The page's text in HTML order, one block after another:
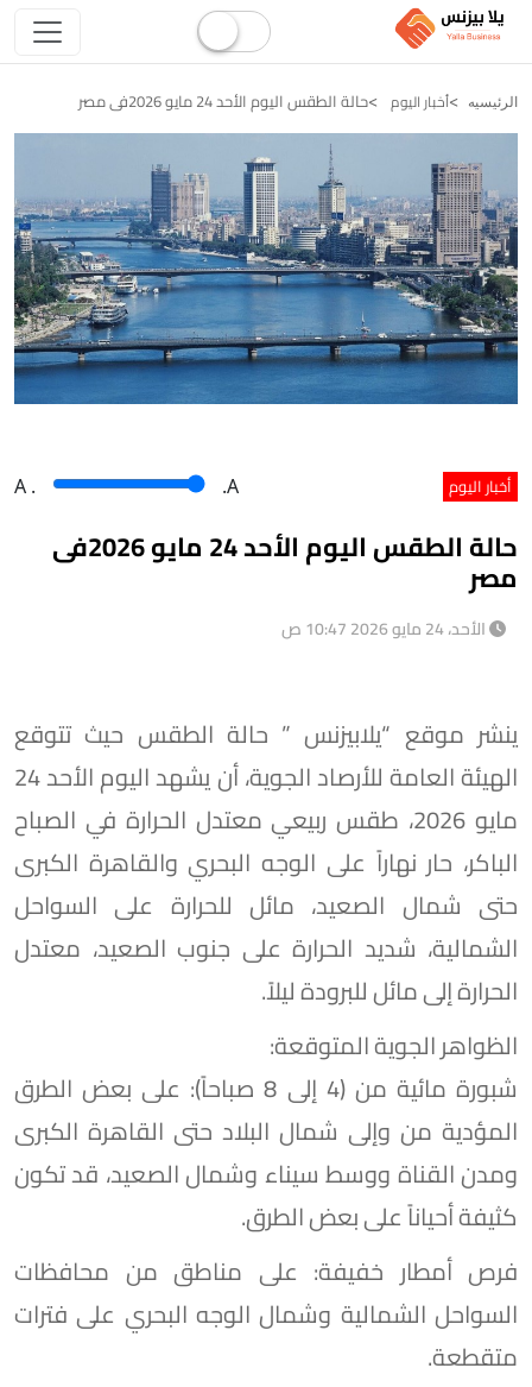
الرئيسيه أخبار اليوم حالة الطقس اليوم الأحد 24 مايو 2026فى مصر
أخبار اليوم A . .A
حالة الطقس اليوم الأحد 24 مايو 2026فى
مصر
الأحد، 24 مايو 2026 10:47 ص
ينشر موقع “يلابيزنس ” حالة الطقس حيث تتوقع
الهيئة العامة للأرصاد الجوية، أن يشهد اليوم الأحد 24
مايو 2026، طقس ربيعي معتدل الحرارة في الصباح
الباكر، حار نهاراً على الوجه البحري والقاهرة الكبرى
حتى شمال الصعيد، مائل للحرارة على السواحل
الشمالية، شديد الحرارة على جنوب الصعيد، معتدل
الحرارة إلى مائل للبرودة ليلاً.
​الظواهر الجوية المتوقعة:
​شبورة مائية من (4 إلى 8 صباحاً): على بعض الطرق
المؤدية من وإلى شمال البلاد حتى القاهرة الكبرى
ومدن القناة ووسط سيناء وشمال الصعيد، قد تكون
كثيفة أحياناً على بعض الطرق.
​فرص أمطار خفيفة: على مناطق من محافظات
السواحل الشمالية وشمال الوجه البحري على فترات
متقطعة.